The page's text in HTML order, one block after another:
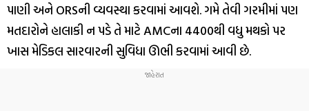
પાણી અને ORSની વ્યવસ્થા કરવામાં આવશે. ગમે તેવી ગરમીમાં પણ
મતદારોને હાલાકી ન પડે તે માટે AMCના 4400થી વધુ મથકો પર
ખાસ મેડિકલ સારવારની સુવિધા ઊભી કરવામાં આવી છે.